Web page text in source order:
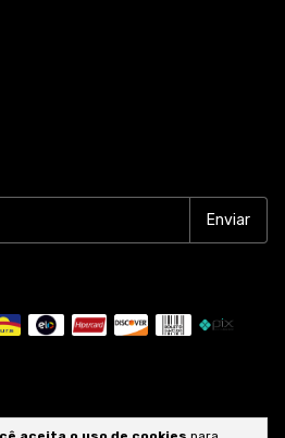
- 2026. Todos os direitos